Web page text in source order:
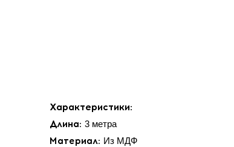
Характеристики:
Длина: 3 метра
Материал: Из МДФ